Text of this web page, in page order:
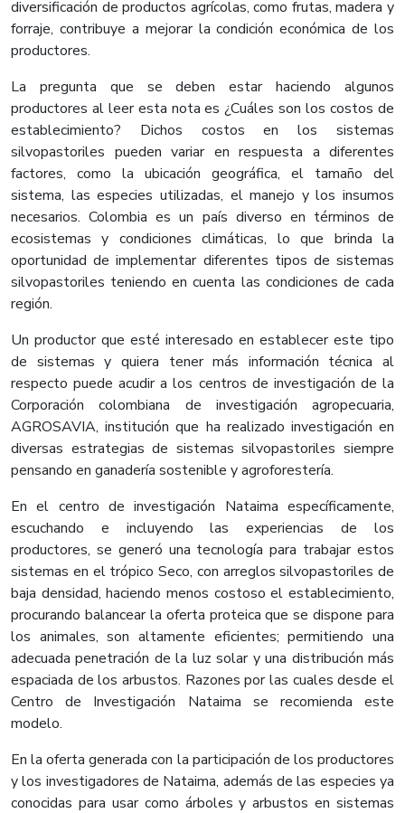
diversificación de productos agrícolas, como frutas, madera y
forraje, contribuye a mejorar la condición económica de los
productores.
La pregunta que se deben estar haciendo algunos
productores al leer esta nota es ¿Cuáles son los costos de
establecimiento? Dichos costos en los sistemas
silvopastoriles pueden variar en respuesta a diferentes
factores, como la ubicación geográfica, el tamaño del
sistema, las especies utilizadas, el manejo y los insumos
necesarios. Colombia es un país diverso en términos de
ecosistemas y condiciones climáticas, lo que brinda la
oportunidad de implementar diferentes tipos de sistemas
silvopastoriles teniendo en cuenta las condiciones de cada
región.
Un productor que esté interesado en establecer este tipo
de sistemas y quiera tener más información técnica al
respecto puede acudir a los centros de investigación de la
Corporación colombiana de investigación agropecuaria,
AGROSAVIA, institución que ha realizado investigación en
diversas estrategias de sistemas silvopastoriles siempre
pensando en ganadería sostenible y agroforestería.
En el centro de investigación Nataima específicamente,
escuchando e incluyendo las experiencias de los
productores, se generó una tecnología para trabajar estos
sistemas en el trópico Seco, con arreglos silvopastoriles de
baja densidad, haciendo menos costoso el establecimiento,
procurando balancear la oferta proteica que se dispone para
los animales, son altamente eficientes; permitiendo una
adecuada penetración de la luz solar y una distribución más
espaciada de los arbustos. Razones por las cuales desde el
Centro de Investigación Nataima se recomienda este
modelo.
En la oferta generada con la participación de los productores
y los investigadores de Nataima, además de las especies ya
conocidas para usar como árboles y arbustos en sistemas